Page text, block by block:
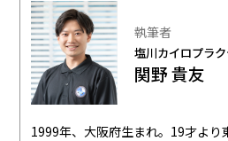
執筆者
塩川カイロプラ
関野 貴友
1999年、大阪府生まれ。19才より